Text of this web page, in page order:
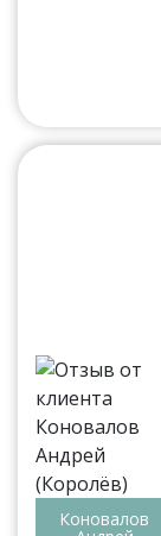
Коновалов